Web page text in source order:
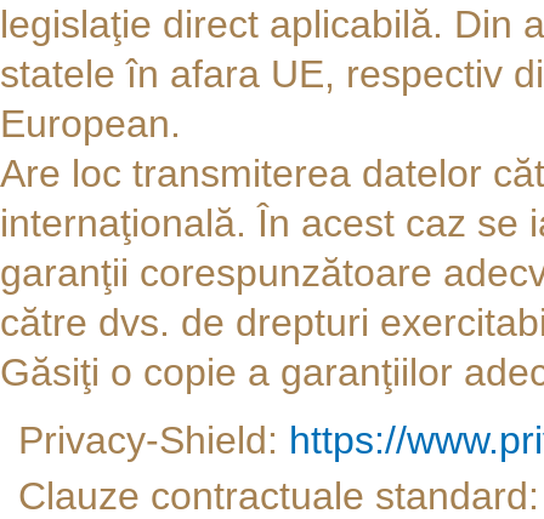
legislaţie direct aplicabilă. Din
statele în afara UE, respectiv
European.
Are loc transmiterea datelor
internaţională. În acest caz se
garanţii corespunzătoare
către dvs. de drepturi
Găsiţi o copie a garanţiilor
Privacy-Shield: https://
Clauze contractuale standard: